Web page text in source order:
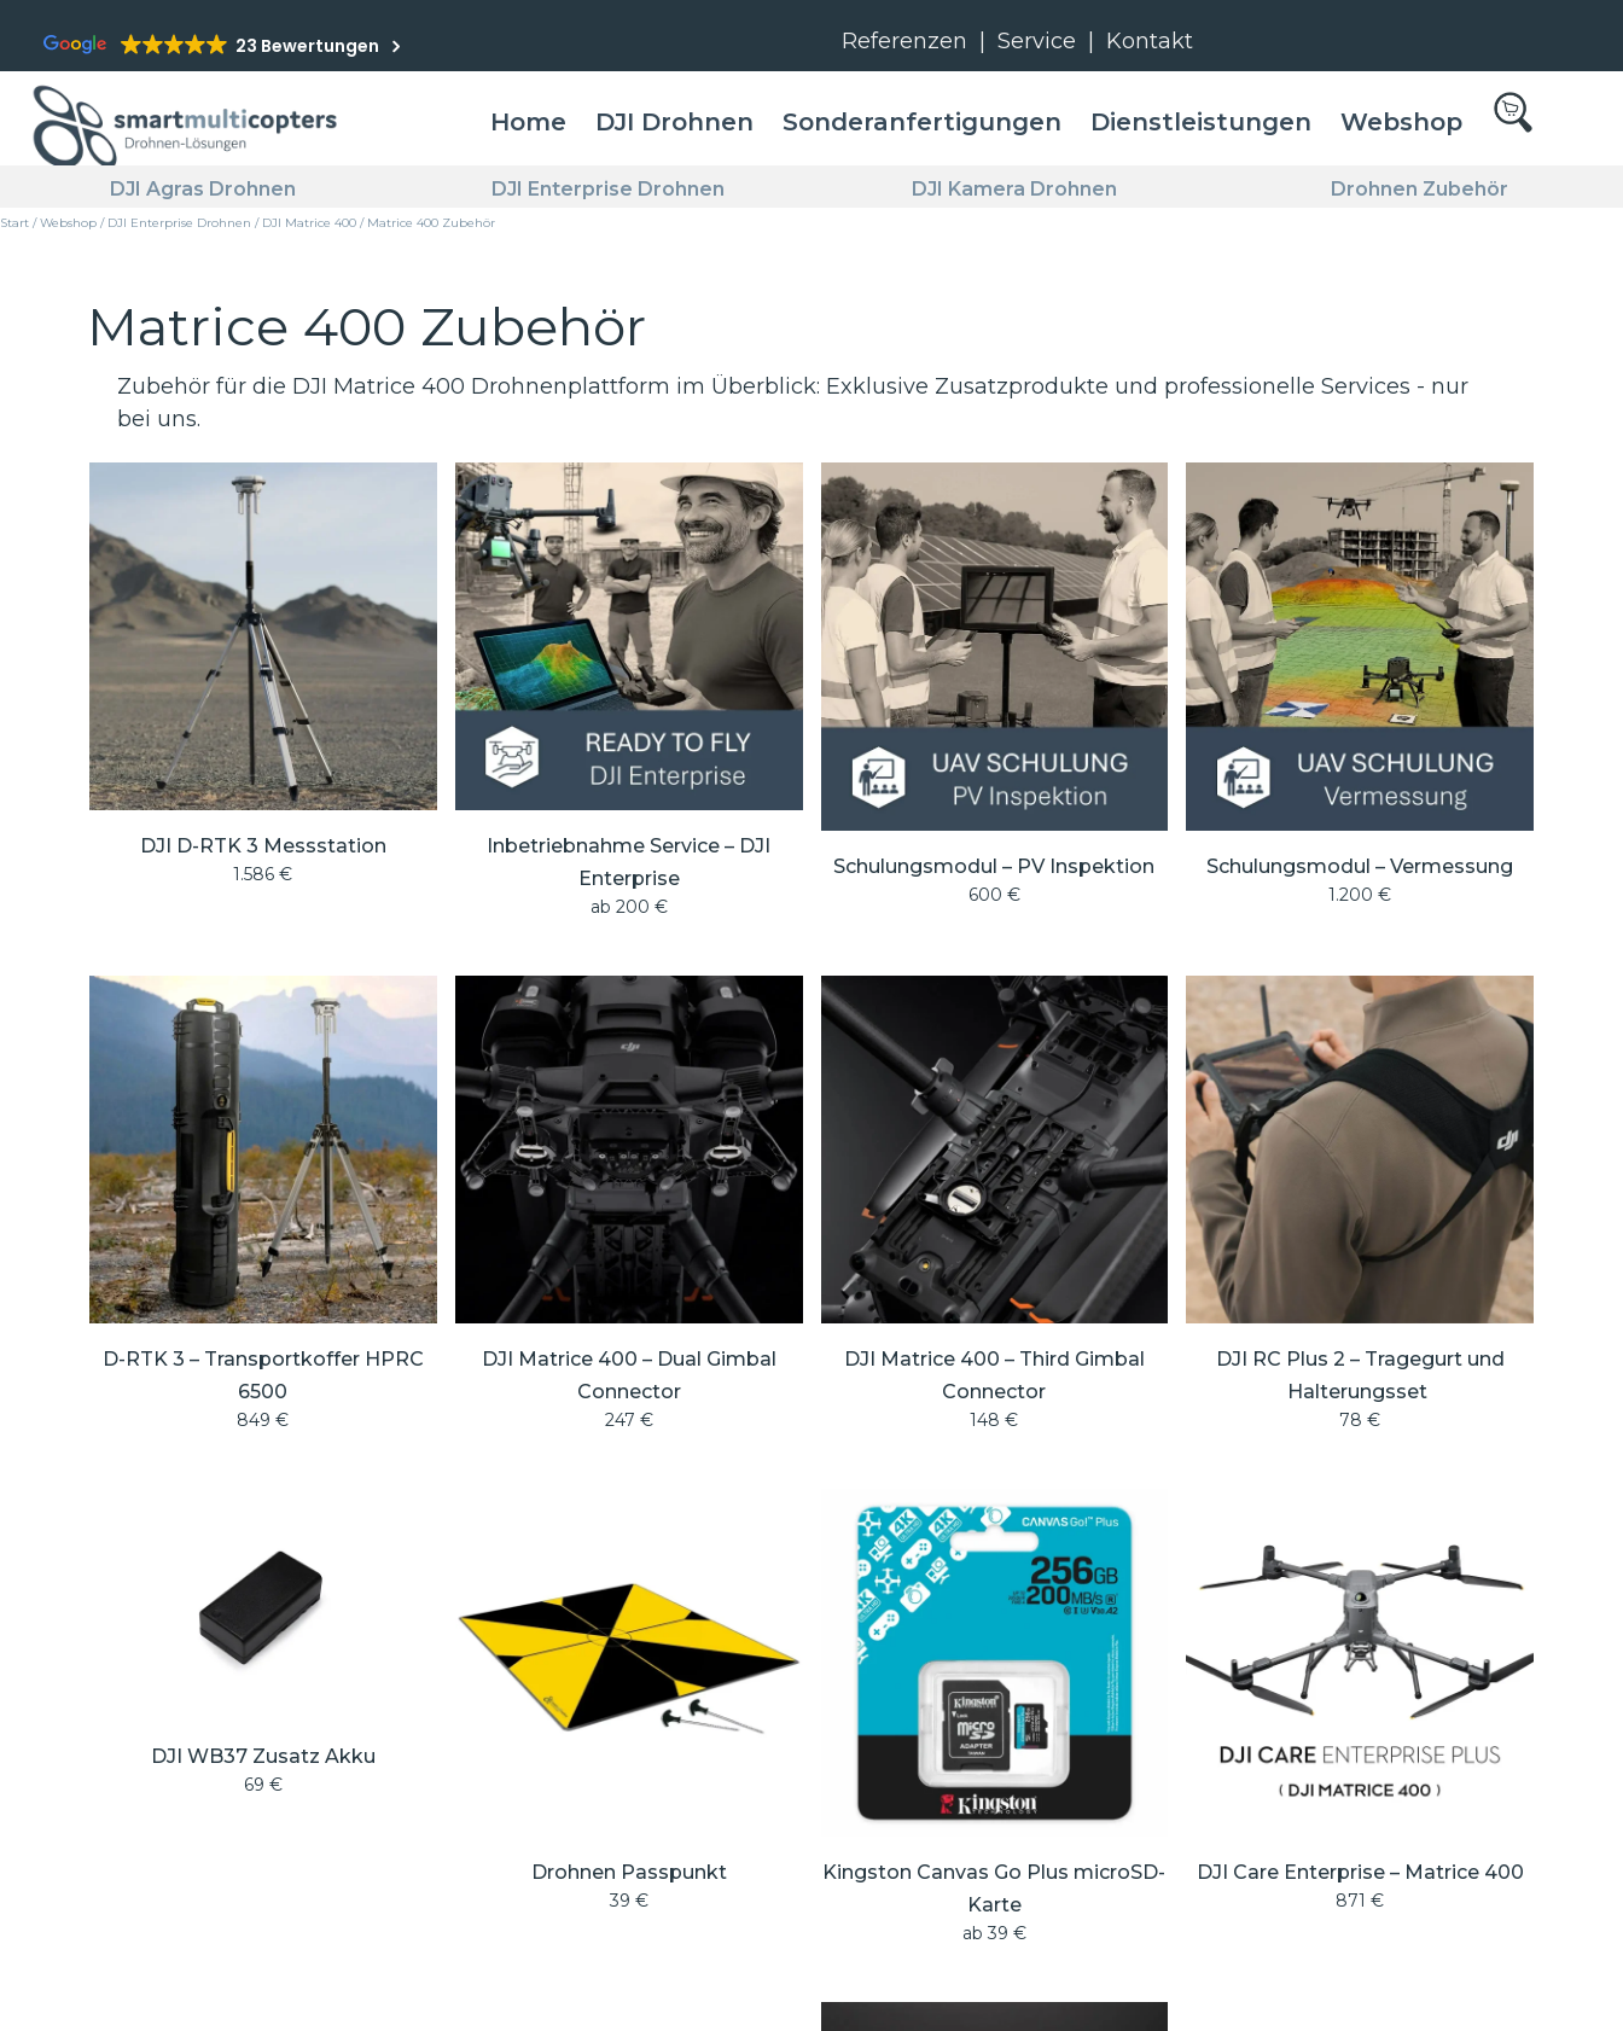
23 Bewertungen Referenzen Service Kontakt
Home DJI Drohnen Sonderanfertigungen Dienstleistungen Webshop
DJI Agras Drohnen DJI Enterprise Drohnen DJI Kamera Drohnen Drohnen Zubehör
Start /Webshop / DJI Enterprise Drohnen / DJI Matrice 400 / Matrice 400 Zubehör
Matrice 400 Zubehör
Zubehör für die DJI Matrice 400 Drohnenplattform im Überblick: Exklusive Zusatzprodukte und professionelle Services - nur
bei uns.
DJI D-RTK 3 Messstation
1.586€
Inbetriebnahme Service – DJI
Enterprise
ab 200 €
Schulungsmodul – PV Inspektion
600 €
Schulungsmodul – Vermessung
1.200€
D-RTK 3 – Transportkoffer HPRC
6500
849€
DJI Matrice 400 – Dual Gimbal
Connector
247 €
DJI Matrice 400 – Third Gimbal
Connector
148€
DJI RC Plus 2 – Tragegurt und
Halterungsset
78€
DJI WB37 Zusatz Akku
69 €
Drohnen Passpunkt
39 €
Kingston Canvas Go Plus microSD-
Karte
ab39 €
DJI Care Enterprise – Matrice 400
871€